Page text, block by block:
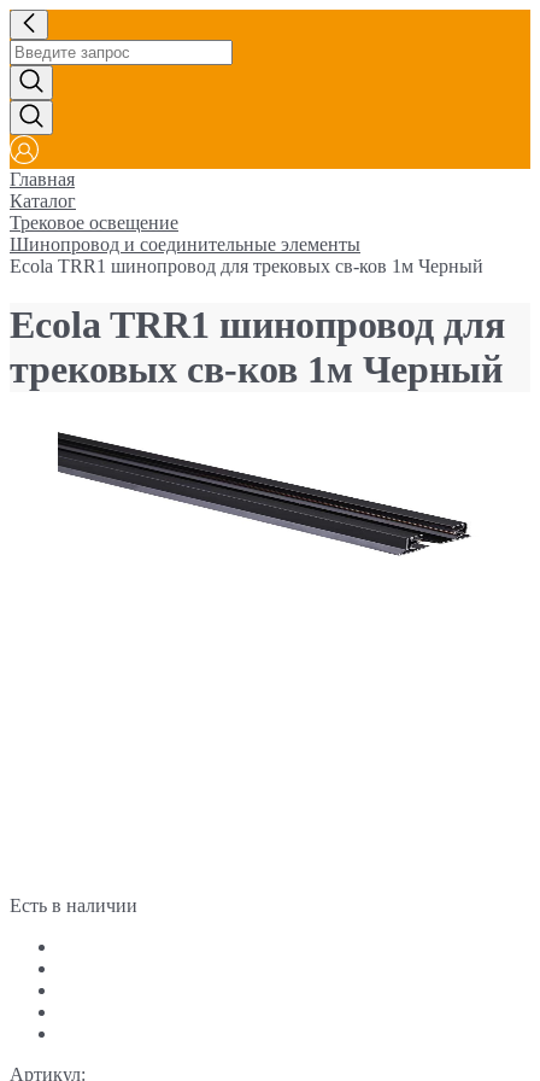
Главная
Каталог
Трековое освещение
Шинопровод и соединительные элементы
Ecola TRR1 шинопровод для трековых св-ков 1м Черный
Ecola TRR1 шинопровод для
трековых св-ков 1м Черный
Есть в наличии
Артикул: